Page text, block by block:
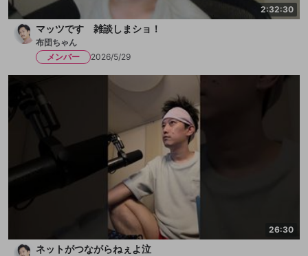
2:32:30
マッツです 雑談しまショ！
布団ちゃん
メンバー
2026/5/29
26:30
ネットがつながらねぇよ泣